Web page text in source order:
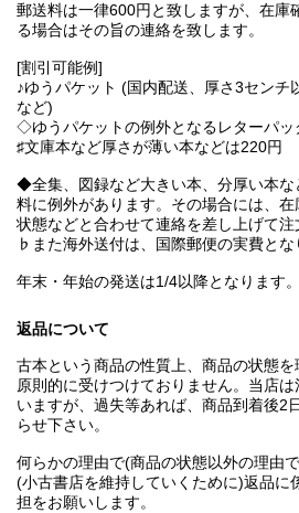
郵送料は一律600円と致しますが、在庫
る場合はその旨の連絡を致します。
[割引可能例]
♪ゆうパケット (国内配送、厚さ3センチ
など)
◇ゆうパケットの例外となるレターパッ
♯文庫本など厚さが薄い本などは220円
◆全集、図録など大きい本、分厚い本な
料に例外があります。その場合には、
状態などと合わせて連絡を差し上げて注
♭また海外送付は、国際郵便の実費とな
年末・年始の発送は1/4以降となります。
返品について
古本という商品の性質上、商品の状態
原則的に受けつけておりません。当店
いますが、過失等あれば、商品到着後2
らせ下さい。
何らかの理由で(商品の状態以外の理由
(小古書店を維持していくために)返品に
担をお願いします。